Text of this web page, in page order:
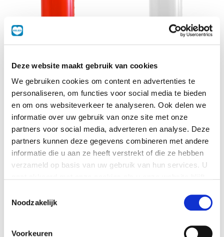
Deze website maakt gebruik van cookies
We gebruiken cookies om content en advertenties te
personaliseren, om functies voor social media te bieden
en om ons websiteverkeer te analyseren. Ook delen we
informatie over uw gebruik van onze site met onze
partners voor social media, adverteren en analyse. Deze
partners kunnen deze gegevens combineren met andere
informatie die u aan ze heeft verstrekt of die ze hebben
verzameld op basis van uw gebruik van hun services. U
Noodzakelijk
Voorkeuren
Portioneer knijpfles Portioneer knijpfles